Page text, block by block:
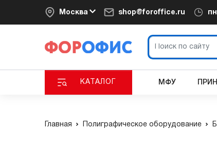
Москва shop@foroffice.ru
КАТАЛОГ МФУ
Главная Полиграфическое оборудование